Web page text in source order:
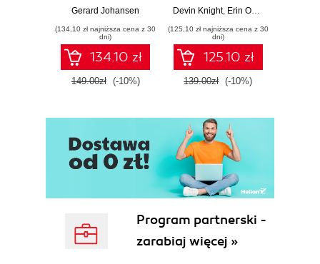
and techniques for
threat response -
Fourth Edition
Gerard Johansen
(134,10 zł najniższa cena z 30
dni)
134.10 zł
149.00zł (-10%)
to Power BI, Data
Tools, and
Microsoft Fabric -
Fourth Edition
Devin Knight, Erin Ostrowsky
(125,10 zł najniższa cena z 30
dni)
125.10 zł
139.00zł (-10%)
Program partnerski -
zarabiaj więcej »